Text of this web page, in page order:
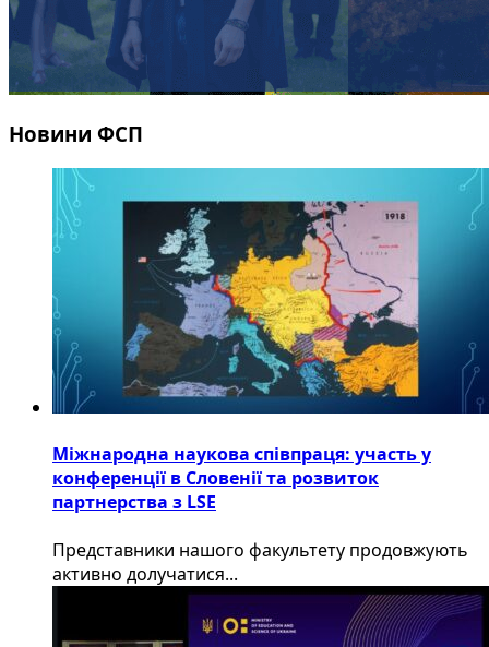
Новини ФСП
Міжнародна наукова співпраця: участь у
конференції в Словенії та розвиток
партнерства з LSE
​Представники нашого факультету продовжують
активно долучатися...